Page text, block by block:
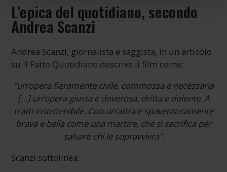
L’epica del quotidiano, secondo
Andrea Scanzi
Andrea Scanzi, giornalista e saggista, in un articolo
su Il Fatto Quotidiano descrive il film come:
“un’opera fieramente civile, commossa e necessaria
[…] un’opera giusta e doverosa, dritta e dolente. A
tratti insostenibile. Con un’attrice spaventosamente
brava e bella come una martire, che si sacrifica per
salvare chi le sopravvivrà”.
Scanzi sottolinea: